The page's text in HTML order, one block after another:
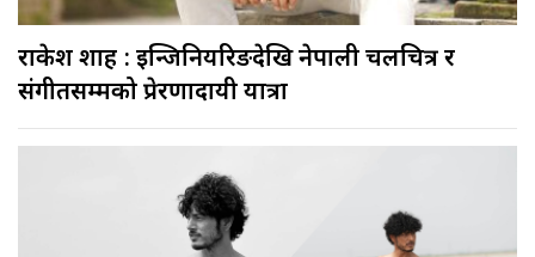
राकेश शाह : इन्जिनियरिङदेखि नेपाली चलचित्र र
संगीतसम्मको प्रेरणादायी यात्रा